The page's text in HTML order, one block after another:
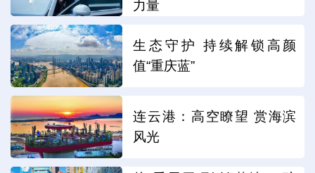
力量
生态守护 持续解锁高颜
值“重庆蓝”
连云港：高空瞭望 赏海滨
风光